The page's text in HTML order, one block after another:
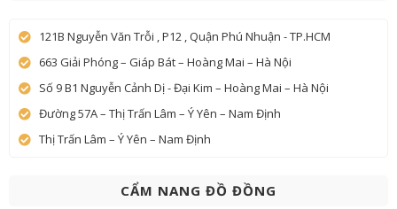
121B Nguyễn Văn Trỗi , P12 , Quận Phú Nhuận - TP.HCM
663 Giải Phóng – Giáp Bát – Hoàng Mai – Hà Nội
Số 9 B1 Nguyễn Cảnh Dị - Đại Kim – Hoàng Mai – Hà Nội
Đường 57A – Thị Trấn Lâm – Ý Yên – Nam Định
Thị Trấn Lâm – Ý Yên – Nam Định
CẨM NANG ĐỒ ĐỒNG